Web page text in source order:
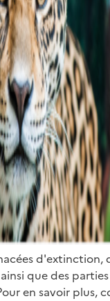
que des
en savoir plus,